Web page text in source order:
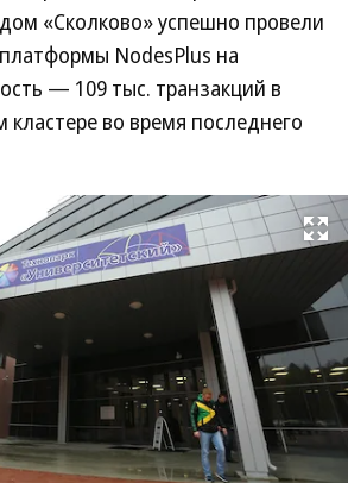
«Сколково» успешно провели
NodesPlus на
— 109 тыс. транзакций в
кластере во время последнего
Развернуть